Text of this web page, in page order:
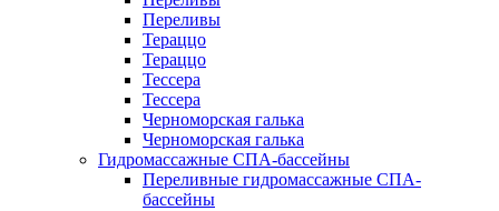
Переливы
Тераццо
Тераццо
Тессера
Тессера
Черноморская галька
Черноморская галька
Гидромассажные СПА-бассейны
Переливные гидромассажные СПА-
бассейны